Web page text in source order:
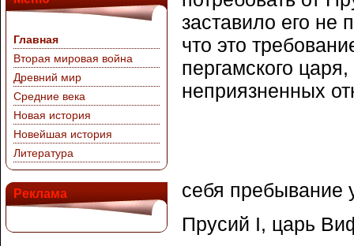
Главная
Вторая мировая война
Древний мир
Средние века
Новая история
Новейшая история
Литература
Реклама
заставило его не
что это
пергамского
неприязненных
себя пребывание
Прусий I, царь